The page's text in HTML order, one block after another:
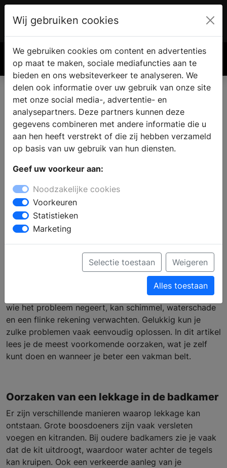
€ 0.00
Lekkage in de badkamer:
alles wat je moet weten
Een muffe geur, loslatende verf of een plas water op de
vloer: lekkage komt regelmatig voor in badkamers. En
wie het probleem negeert, kan schimmel, waterschade
en een flinke rekening verwachten. Gelukkig kun je
zulke problemen vaak eenvoudig oplossen. In dit artikel
lees je de meest voorkomende oorzaken, wat je zelf
kunt doen en wanneer je beter een vakman belt.
Oorzaken van een lekkage in de badkamer
Er zijn verschillende manieren waarop lekkage kan
ontstaan. Grote boosdoeners zijn vaak versleten
voegen en kitranden. Bij oudere badkamers zie je vaak
dat de kit uitdroogt, waardoor water achter de tegels
kan kruipen. Ook een verkeerde aanleg van je
Wij gebruiken cookies
We gebruiken cookies om content en advertenties
op maat te maken, sociale mediafuncties aan te
bieden en ons websiteverkeer te analyseren. We
delen ook informatie over uw gebruik van onze site
met onze social media-, advertentie- en
analysepartners. Deze partners kunnen deze
gegevens combineren met andere informatie die u
aan hen heeft verstrekt of die zij hebben verzameld
op basis van uw gebruik van hun diensten.
Geef uw voorkeur aan:
Noodzakelijke cookies
Voorkeuren
Statistieken
Marketing
Selectie toestaan Weigeren
Alles toestaan